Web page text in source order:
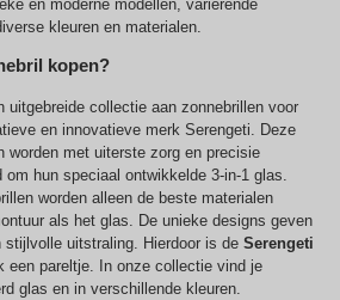
en moderne modellen, variërende
kleuren en materialen.
kopen?
uitgebreide collectie aan zonnebrillen voor
en innovatieve merk Serengeti. Deze
worden met uiterste zorg en precisie
hun speciaal ontwikkelde 3-in-1 glas.
worden alleen de beste materialen
als het glas. De unieke designs geven
uitstraling. Hierdoor is de Serengeti
een pareltje. In onze collectie vind je
glas en in verschillende kleuren.